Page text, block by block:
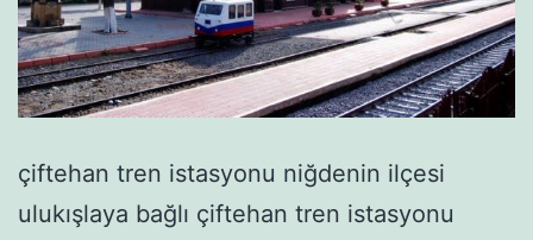
çiftehan tren istasyonu niğdenin ilçesi
ulukışlaya bağlı çiftehan tren istasyonu